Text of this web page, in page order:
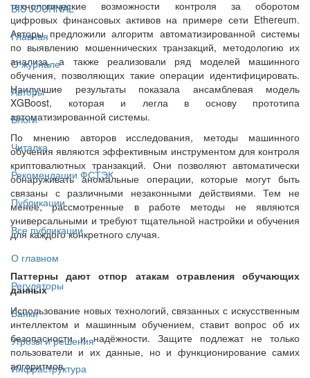
BIS JOURNAL
Главная
О журнале
Авторы
Блоги
Читалка
Рекомендации ФСТЭК
Публикации
Все публикации
О главном
Регуляторы
Банки
Угрозы и решения
Инфраструктура
технологические возможности контроля за оборотом
цифровых финансовых активов на примере сети Ethereum.
Авторы предложили алгоритм автоматизированной системы
по выявлению мошеннических транзакций, методологию их
анализа, а также реализовали ряд моделей машинного
обучения, позволяющих такие операции идентифицировать.
Наилучшие результаты показала ансамблевая модель
XGBoost, которая и легла в основу прототипа
автоматизированной системы.
По мнению авторов исследования, методы машинного
обучения являются эффективным инструментом для контроля
криптовалютных транзакций. Они позволяют автоматически
обнаруживать аномальные операции, которые могут быть
связаны с различными незаконными действиями. Тем не
менее, рассмотренные в работе методы не являются
универсальными и требуют тщательной настройки и обучения
для каждого конкретного случая.
Паттерны дают отпор атакам отравления обучающих
данных
Использование новых технологий, связанных с искусственным
интеллектом и машинным обучением, ставит вопрос об их
безопасности и надёжности. Защите подлежат не только
пользователи и их данные, но и функционирование самих
алгоритмов.